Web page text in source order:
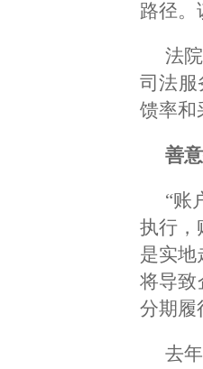
路径。
法
司法服
馈率和
善
“账
执行，
是实地
将导致
分期履
去